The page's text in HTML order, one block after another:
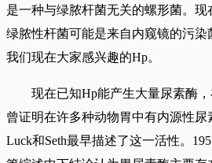
是一种与绿脓杆菌无关的螺形菌。
绿脓性杆菌可能是来自内窥镜的污
我们现在大家感兴趣的Hp。
现在已知Hp能产生大量尿素酶，
曾证明在许多种动物胃中有内源性尿
Luck和Seth最早描述了这一活性。